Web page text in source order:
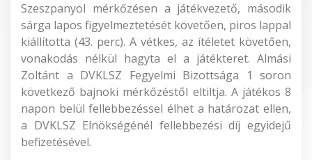
Szeszpanyol mérkőzésen a játékvezető, második
sárga lapos figyelmeztetését követően, piros lappal
kiállította (43. perc). A vétkes, az ítéletet követően,
vonakodás nélkül hagyta el a játékteret. Almási
Zoltánt a DVKLSZ Fegyelmi Bizottsága 1 soron
következő bajnoki mérkőzéstől eltiltja. A játékos 8
napon belül fellebbezéssel élhet a határozat ellen,
a DVKLSZ Elnökségénél fellebbezési díj egyidejű
befizetésével.